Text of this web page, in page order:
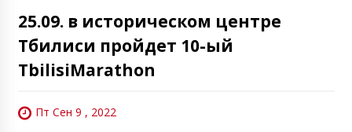
25.09. в историческом центре
Тбилиси пройдет 10-ый
TbilisiMarathon
Пт Сен 9 , 2022